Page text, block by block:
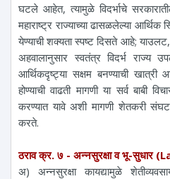
घटले आहेत, त्यामुळे विदर्भाचे
महाराष्ट्र राज्याच्या ढासळलेल्या
येण्याची शक्यता स्पष्ट दिसते आहे; याउलट,
अहवालानुसार स्वतंत्र विदर्भ राज्य
आर्थिकदृष्ट्या सक्षम बनण्याची खात्री
होण्याची वाढती मागणी या सर्व बाबी
करण्यात यावे अशी मागणी शेतकरी
करते.
ठराव क्र. ७ - अन्नसुरक्षा व भू-सुधार
अ) अन्नसुरक्षा कायद्यामुळे